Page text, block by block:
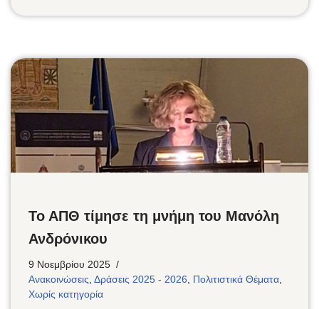
Το ΑΠΘ τίμησε τη μνήμη του Μανόλη
Ανδρόνικου
9 Νοεμβρίου 2025
Ανακοινώσεις, Δράσεις 2025 - 2026, Πολιτιστικά Θέματα,
Χωρίς κατηγορία